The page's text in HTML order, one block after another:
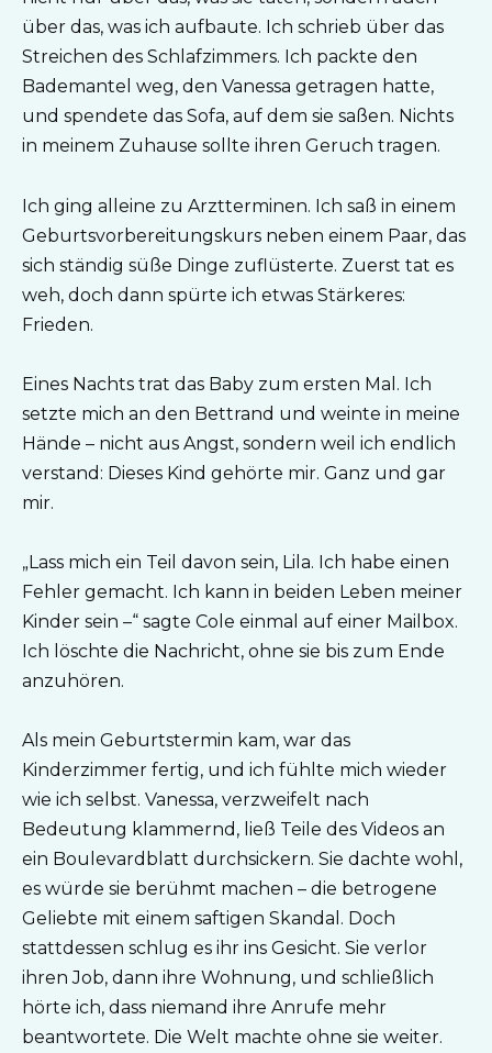
über das, was ich aufbaute. Ich schrieb über das
Streichen des Schlafzimmers. Ich packte den
Bademantel weg, den Vanessa getragen hatte,
und spendete das Sofa, auf dem sie saßen. Nichts
in meinem Zuhause sollte ihren Geruch tragen.
Ich ging alleine zu Arztterminen. Ich saß in einem
Geburtsvorbereitungskurs neben einem Paar, das
sich ständig süße Dinge zuflüsterte. Zuerst tat es
weh, doch dann spürte ich etwas Stärkeres:
Frieden.
Eines Nachts trat das Baby zum ersten Mal. Ich
setzte mich an den Bettrand und weinte in meine
Hände – nicht aus Angst, sondern weil ich endlich
verstand: Dieses Kind gehörte mir. Ganz und gar
mir.
„Lass mich ein Teil davon sein, Lila. Ich habe einen
Fehler gemacht. Ich kann in beiden Leben meiner
Kinder sein –“ sagte Cole einmal auf einer Mailbox.
Ich löschte die Nachricht, ohne sie bis zum Ende
anzuhören.
Als mein Geburtstermin kam, war das
Kinderzimmer fertig, und ich fühlte mich wieder
wie ich selbst. Vanessa, verzweifelt nach
Bedeutung klammernd, ließ Teile des Videos an
ein Boulevardblatt durchsickern. Sie dachte wohl,
es würde sie berühmt machen – die betrogene
Geliebte mit einem saftigen Skandal. Doch
stattdessen schlug es ihr ins Gesicht. Sie verlor
ihren Job, dann ihre Wohnung, und schließlich
hörte ich, dass niemand ihre Anrufe mehr
beantwortete. Die Welt machte ohne sie weiter.